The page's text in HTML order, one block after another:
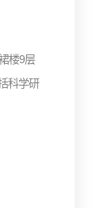
楼9层
科学研